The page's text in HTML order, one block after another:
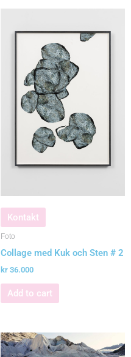
Kontakt
Foto
Collage med Kuk och Sten # 2
kr 36.000
Add to cart